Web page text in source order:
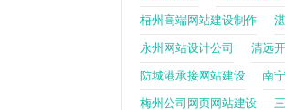
梧州高端网站建设制作
永州网站设计公司 清远
防城港承接网站建设 南
梅州公司网页网站建设